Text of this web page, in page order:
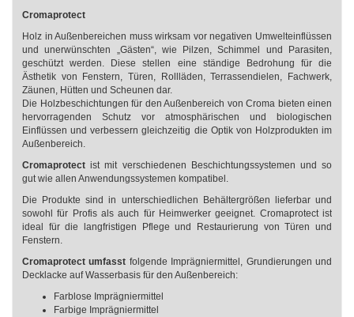
Cromaprotect
Holz in Außenbereichen muss wirksam vor negativen Umwelteinflüssen
und unerwünschten „Gästen“, wie Pilzen, Schimmel und Parasiten,
geschützt werden. Diese stellen eine ständige Bedrohung für die
Ästhetik von Fenstern, Türen, Rollläden, Terrassendielen, Fachwerk,
Zäunen, Hütten und Scheunen dar.
Die Holzbeschichtungen für den Außenbereich von Croma bieten einen
hervorragenden Schutz vor atmosphärischen und biologischen
Einflüssen und verbessern gleichzeitig die Optik von Holzprodukten im
Außenbereich.
Cromaprotect ist mit verschiedenen Beschichtungssystemen und so
gut wie allen Anwendungssystemen kompatibel.
Die Produkte sind in unterschiedlichen Behältergrößen lieferbar und
sowohl für Profis als auch für Heimwerker geeignet. Cromaprotect ist
ideal für die langfristigen Pflege und Restaurierung von Türen und
Fenstern.
Cromaprotect umfasst folgende Imprägniermittel, Grundierungen und
Decklacke auf Wasserbasis für den Außenbereich:
Farblose Imprägniermittel
Farbige Imprägniermittel